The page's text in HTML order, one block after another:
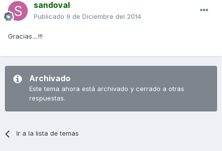
sandoval
Publicado 9 de Diciembre del 2014
Gracias....!!!
Archivado
Este tema ahora está archivado y cerrado a otras
respuestas.
Ir a la lista de temas